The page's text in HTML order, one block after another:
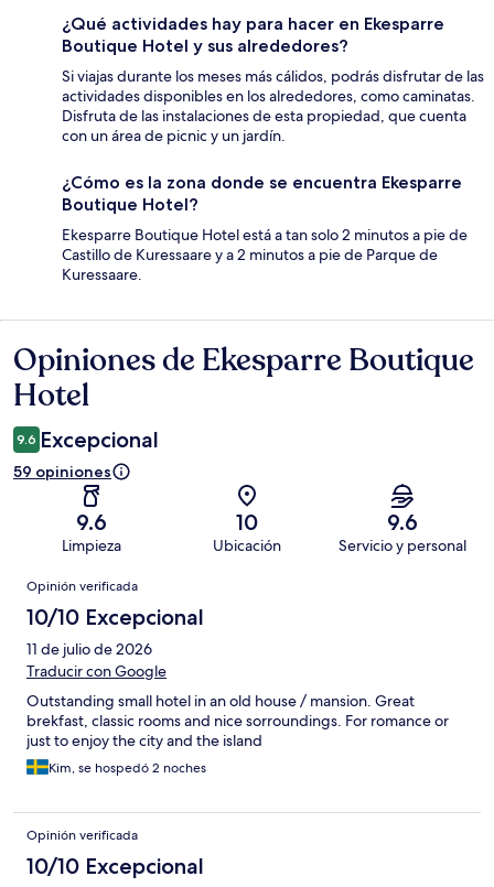
¿Qué actividades hay para hacer en Ekesparre
Boutique Hotel y sus alrededores?
Si viajas durante los meses más cálidos, podrás disfrutar de las
actividades disponibles en los alrededores, como caminatas.
Disfruta de las instalaciones de esta propiedad, que cuenta
con un área de picnic y un jardín.
¿Cómo es la zona donde se encuentra Ekesparre
Boutique Hotel?
Ekesparre Boutique Hotel está a tan solo 2 minutos a pie de
Castillo de Kuressaare y a 2 minutos a pie de Parque de
Kuressaare.
Opiniones
Opiniones de Ekesparre Boutique
Hotel
9.6 Excepcional
59 opiniones
9.6
Limpieza
10
Ubicación
9.6
Servicio y personal
Opiniones
Opinión verificada
10/10 Excepcional
11 de julio de 2026
Traducir con Google
Outstanding small hotel in an old house / mansion. Great
brekfast, classic rooms and nice sorroundings. For romance or
just to enjoy the city and the island
Kim, se hospedó 2 noches
Opinión verificada
10/10 Excepcional